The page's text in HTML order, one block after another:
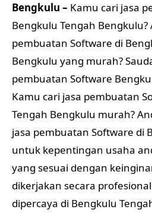
Bengkulu – Kamu cari jasa
Bengkulu Tengah Bengkulu?
pembuatan Software di
Bengkulu yang murah?
pembuatan Software
Kamu cari jasa pembuatan
Tengah Bengkulu murah?
jasa pembuatan Software di
untuk kepentingan usaha
yang sesuai dengan
dikerjakan secara
dipercaya di Bengkulu